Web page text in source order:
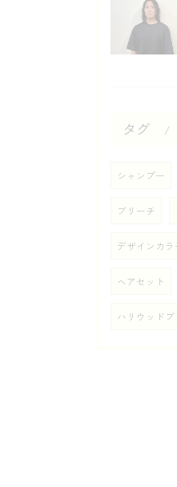
タグ
シャンプー
ブリーチ
デザインカラ
ヘアセット
ハリウッドブ